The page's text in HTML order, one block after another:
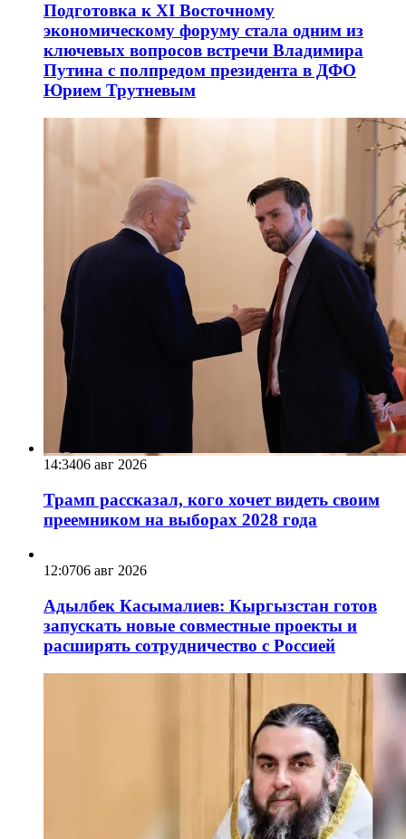
Подготовка к XI Восточному
экономическому форуму стала одним из
ключевых вопросов встречи Владимира
Путина с полпредом президента в ДФО
Юрием Трутневым
14:3406 авг 2026
Трамп рассказал, кого хочет видеть своим
преемником на выборах 2028 года
12:0706 авг 2026
Адылбек Касымалиев: Кыргызстан готов
запускать новые совместные проекты и
расширять сотрудничество с Россией